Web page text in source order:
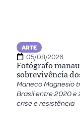
ARTE
05/08/2026
Fotógrafo
sobrevivência
Maneco Magnesio
Brasil entre 2020 e
crise e resistência